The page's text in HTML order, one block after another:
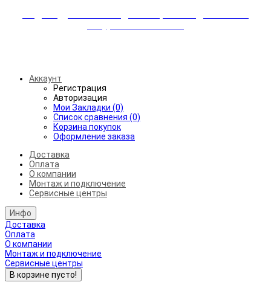
Аккаунт
Регистрация
Авторизация
Мои Закладки (0)
Список сравнения (0)
Корзина покупок
Оформление заказа
Доставка
Оплата
О компании
Монтаж и подключение
Сервисные центры
Инфо
Доставка
Оплата
О компании
Монтаж и подключение
Сервисные центры
В корзине пусто!